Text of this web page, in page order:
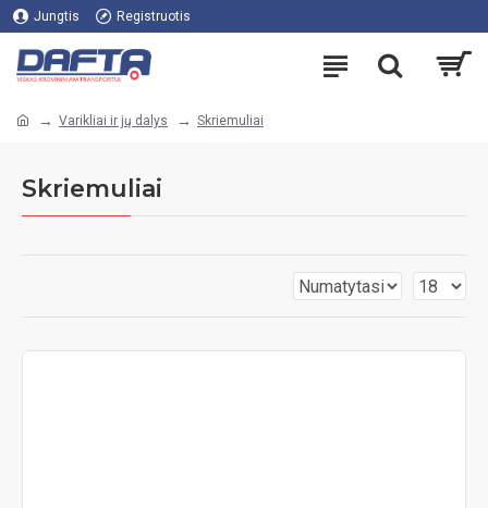
Jungtis Registruotis
Varikliai ir jų dalys Skriemuliai
Skriemuliai